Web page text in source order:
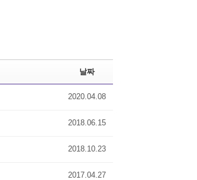
날짜
2020.04.08
2018.06.15
2018.10.23
2017.04.27